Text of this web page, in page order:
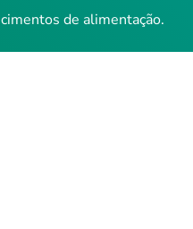
de alimentação.